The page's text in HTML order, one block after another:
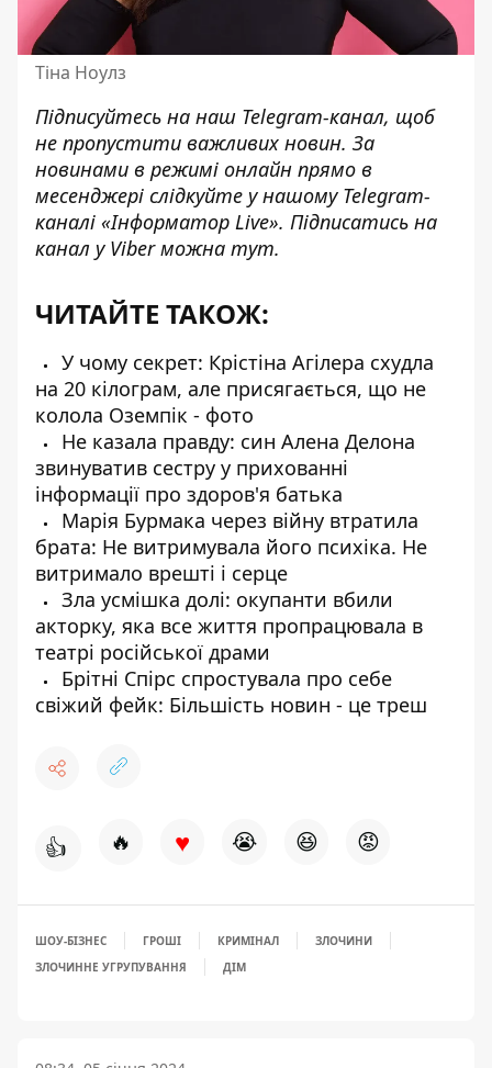
Тіна Ноулз
Підписуйтесь на наш Telegram-канал, щоб
не пропустити важливих новин. За
новинами в режимі онлайн прямо в
месенджері слідкуйте у нашому Telegram-
каналі «Інформатор Live». Підписатись на
канал у Viber можна тут.
ЧИТАЙТЕ ТАКОЖ:
У чому секрет: Крістіна Агілера схудла
на 20 кілограм, але присягається, що не
колола Оземпік - фото
Не казала правду: син Алена Делона
звинуватив сестру у прихованні
інформації про здоров'я батька
Марія Бурмака через війну втратила
брата: Не витримувала його психіка. Не
витримало врешті і серце
Зла усмішка долі: окупанти вбили
акторку, яка все життя пропрацювала в
театрі російської драми
Брітні Спірс спростувала про себе
свіжий фейк: Більшість новин - це треш
👍 🔥 ♥ 😭 😆 😡
ШОУ-БІЗНЕС ГРОШІ КРИМІНАЛ
ЗЛОЧИНИ
ЗЛОЧИННЕ УГРУПУВАННЯ
ДІМ